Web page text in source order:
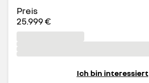
Preis
25.999 €
Ich bin interessiert